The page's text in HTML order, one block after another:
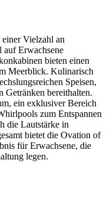
Vielzahl an
auf Erwachsene
bieten einen
Meerblick. Kulinarisch
Speisen,
Getränken bereithalten.
ein exklusiver Bereich
zum Entspannen
die Lautstärke in
bietet die Ovation of
für Erwachsene, die
legen.